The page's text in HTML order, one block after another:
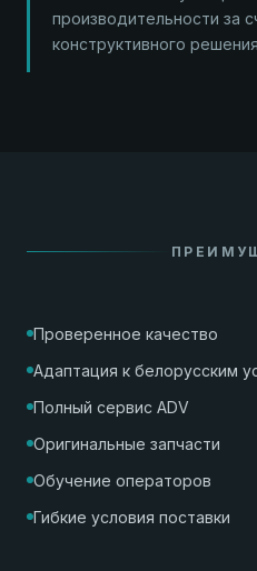
производительности за
конструктивного
Проверенное качество
Адаптация к белорусским
Полный сервис ADV
Оригинальные запчасти
Обучение операторов
Гибкие условия поставки